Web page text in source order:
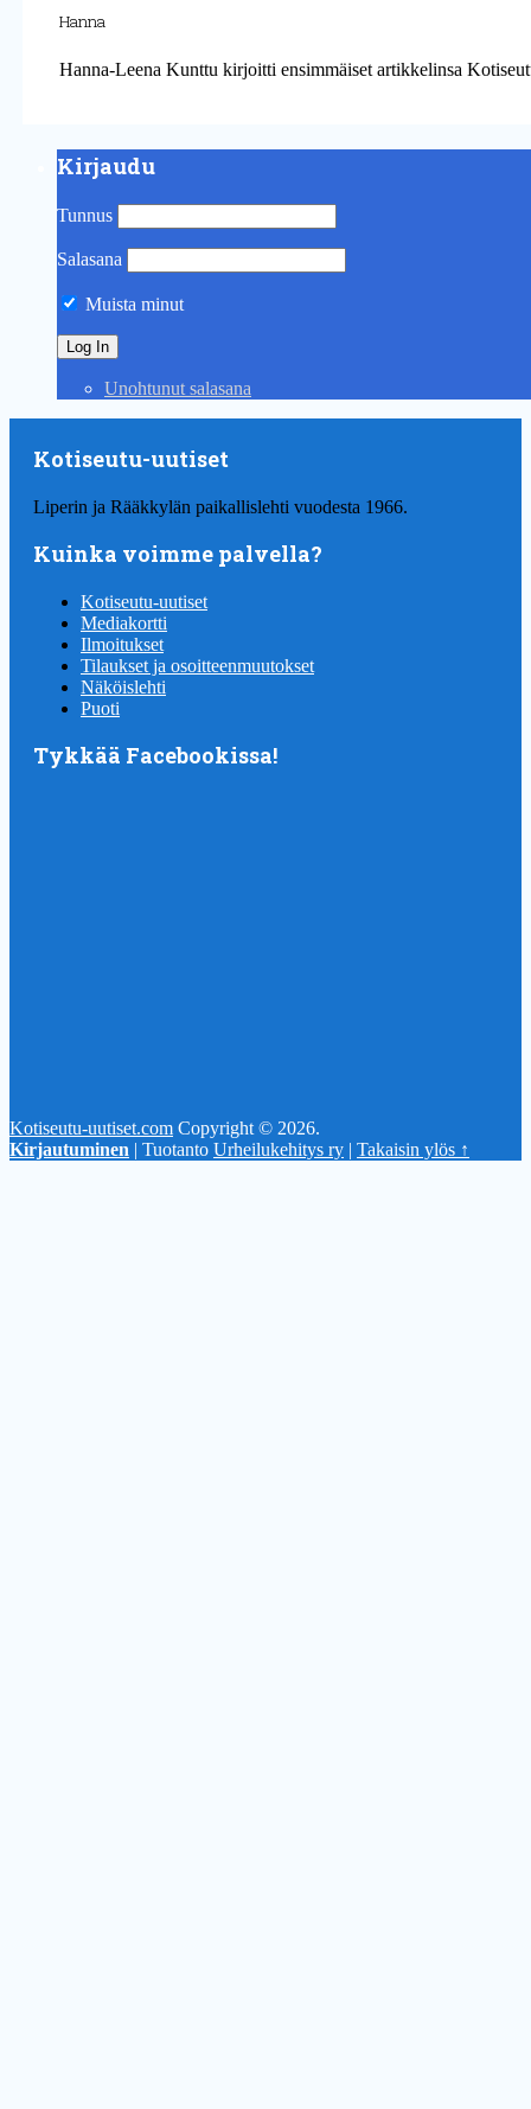
Hanna
Hanna-Leena Kunttu kirjoitti ensimmäiset artikkelinsa
Kirjaudu
Tunnus
Salasana
Muista minut
Unohtunut salasana
Kotiseutu-uutiset
Liperin ja Rääkkylän paikallislehti vuodesta 1966.
Kuinka voimme palvella?
Kotiseutu-uutiset
Mediakortti
Ilmoitukset
Tilaukset ja osoitteenmuutokset
Näköislehti
Puoti
Tykkää Facebookissa!
Kotiseutu-uutiset.com Copyright © 2026.
Kirjautuminen | Tuotanto Urheilukehitys ry | Takaisin ylös ↑